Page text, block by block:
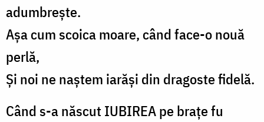
adumbrește.
Aşa cum scoica moare, când face-o nouă
perlă,
Şi noi ne naştem iarăşi din dragoste fidelă.
Când s-a născut IUBIREA pe braţe fu